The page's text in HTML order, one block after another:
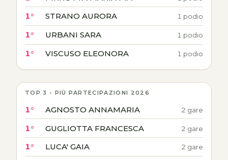
1° STRANO AURORA 1 podio
1° URBANI SARA 1 podio
1° VISCUSO ELEONORA 1 podio
TOP 3 - PIÙ PARTECIPAZIONI 2026
1° AGNOSTO ANNAMARIA 2 gare
1° GUGLIOTTA FRANCESCA 2 gare
1° LUCA' GAIA 2 gare